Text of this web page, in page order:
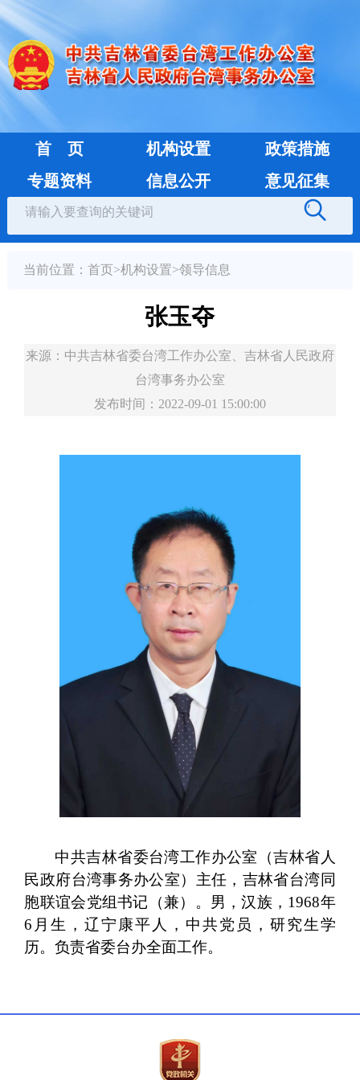
首 页 机构设置
政策措施
专题资料
信息公开 意见征集
当前位置： 首页>机构设置>领导信息
张玉夺
来源： 中共吉林省委台湾工作办公室、吉林省人民政府
台湾事务办公室
发布时间：2022-09-01 15:00:00
中共吉林省委台湾工作办公室（吉林省人
民政府台湾事务办公室）主任，吉林省台湾同
胞联谊会党组书记（兼）。男，汉族， 1968年
6月生，辽宁康平人，中共党员，研究生学
历。负责省委台办全面工作。